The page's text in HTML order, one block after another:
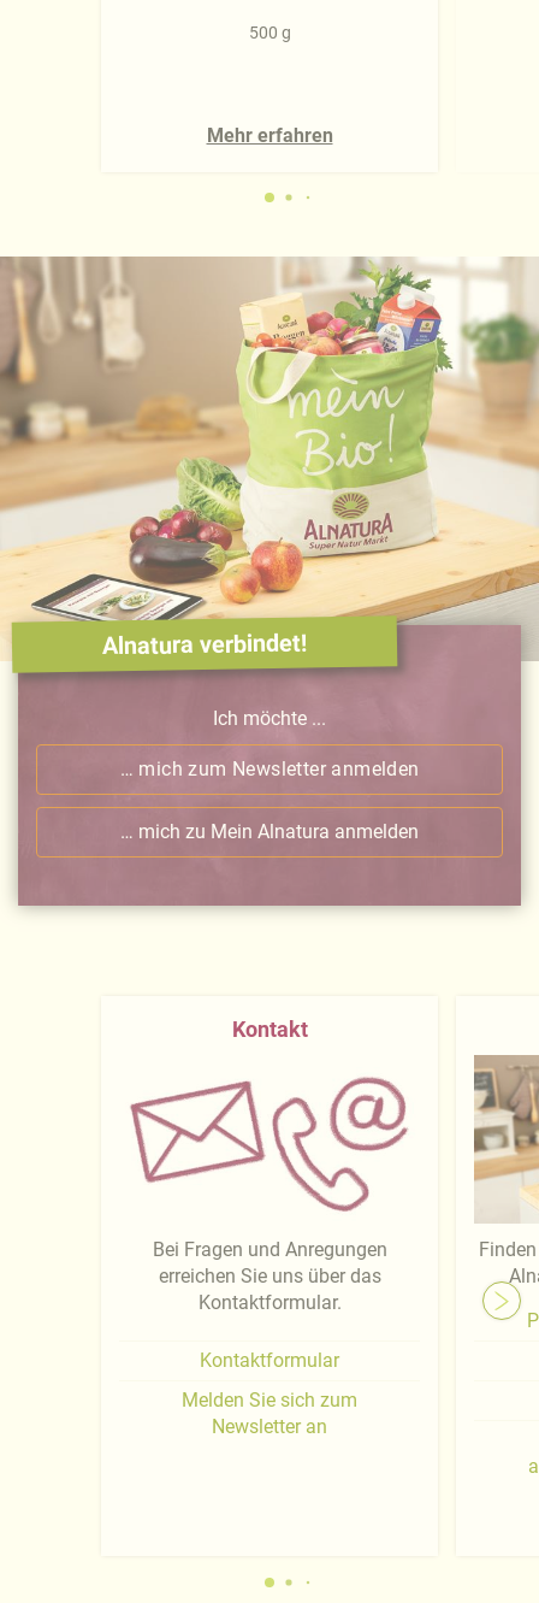
500 g
Mehr erfahren
Alnatura verbindet!
Ich möchte ...
… mich zum Newsletter anmelden
… mich zu Mein Alnatura anmelden
Kontakt
Bei Fragen und Anregungen
erreichen Sie uns über das
Kontaktformular.
Kontaktformular
Melden Sie sich zum
Newsletter an